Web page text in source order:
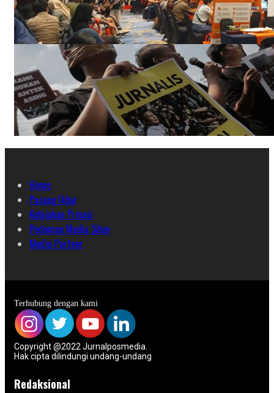
Home
Pasang Iklan
Kebijakan Privasi
Pedoman Media Siber
Media Partner
Terhubung dengan kami
Copyright @2022 Jurnalposmedia.
Hak cipta dilindungi undang-undang
Redaksional